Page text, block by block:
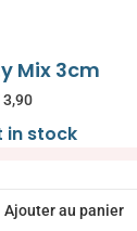
Mix 3cm
3,90
in stock
Ajouter au panier